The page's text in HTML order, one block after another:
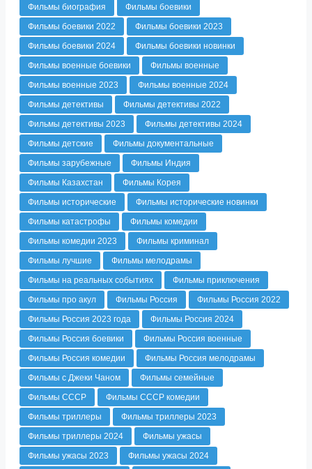
Фильмы биография
Фильмы боевики
Фильмы боевики 2022
Фильмы боевики 2023
Фильмы боевики 2024
Фильмы боевики новинки
Фильмы военные боевики
Фильмы военные
Фильмы военные 2023
Фильмы военные 2024
Фильмы детективы
Фильмы детективы 2022
Фильмы детективы 2023
Фильмы детективы 2024
Фильмы детские
Фильмы документальные
Фильмы зарубежные
Фильмы Индия
Фильмы Казахстан
Фильмы Корея
Фильмы исторические
Фильмы исторические новинки
Фильмы катастрофы
Фильмы комедии
Фильмы комедии 2023
Фильмы криминал
Фильмы лучшие
Фильмы мелодрамы
Фильмы на реальных событиях
Фильмы приключения
Фильмы про акул
Фильмы Россия
Фильмы Россия 2022
Фильмы Россия 2023 года
Фильмы Россия 2024
Фильмы Россия боевики
Фильмы Россия военные
Фильмы Россия комедии
Фильмы Россия мелодрамы
Фильмы с Джеки Чаном
Фильмы семейные
Фильмы СССР
Фильмы СССР комедии
Фильмы триллеры
Фильмы триллеры 2023
Фильмы триллеры 2024
Фильмы ужасы
Фильмы ужасы 2023
Фильмы ужасы 2024